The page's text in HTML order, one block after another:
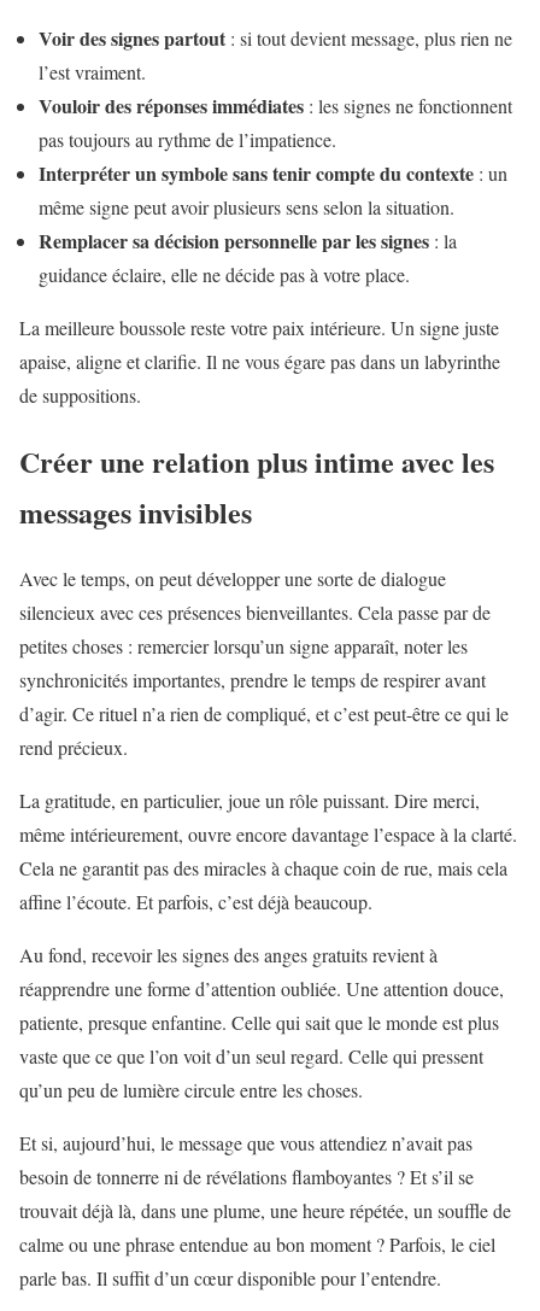
Voir des signes partout : si tout devient message, plus rien ne
l’est vraiment.
Vouloir des réponses immédiates : les signes ne fonctionnent
pas toujours au rythme de l’impatience.
Interpréter un symbole sans tenir compte du contexte : un
même signe peut avoir plusieurs sens selon la situation.
Remplacer sa décision personnelle par les signes : la
guidance éclaire, elle ne décide pas à votre place.
La meilleure boussole reste votre paix intérieure. Un signe juste
apaise, aligne et clarifie. Il ne vous égare pas dans un labyrinthe
de suppositions.
Créer une relation plus intime avec les
messages invisibles
Avec le temps, on peut développer une sorte de dialogue
silencieux avec ces présences bienveillantes. Cela passe par de
petites choses : remercier lorsqu’un signe apparaît, noter les
synchronicités importantes, prendre le temps de respirer avant
d’agir. Ce rituel n’a rien de compliqué, et c’est peut-être ce qui le
rend précieux.
La gratitude, en particulier, joue un rôle puissant. Dire merci,
même intérieurement, ouvre encore davantage l’espace à la clarté.
Cela ne garantit pas des miracles à chaque coin de rue, mais cela
affine l’écoute. Et parfois, c’est déjà beaucoup.
Au fond, recevoir les signes des anges gratuits revient à
réapprendre une forme d’attention oubliée. Une attention douce,
patiente, presque enfantine. Celle qui sait que le monde est plus
vaste que ce que l’on voit d’un seul regard. Celle qui pressent
qu’un peu de lumière circule entre les choses.
Et si, aujourd’hui, le message que vous attendiez n’avait pas
besoin de tonnerre ni de révélations flamboyantes ? Et s’il se
trouvait déjà là, dans une plume, une heure répétée, un souffle de
calme ou une phrase entendue au bon moment ? Parfois, le ciel
parle bas. Il suffit d’un cœur disponible pour l’entendre.